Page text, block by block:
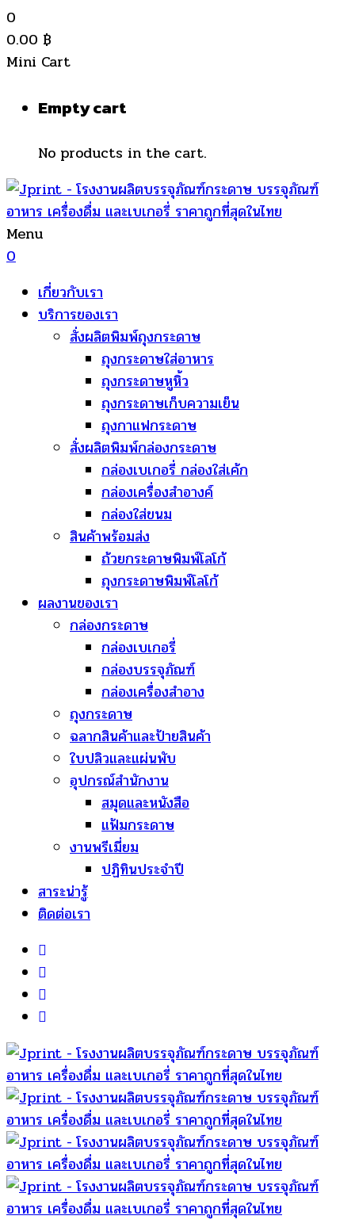
0
0.00 ฿
Mini Cart
Empty cart
No products in the cart.
Menu
0
เกี่ยวกับเรา
บริการของเรา
สั่งผลิตพิมพ์ถุงกระดาษ
ถุงกระดาษใส่อาหาร
ถุงกระดาษหูหิ้ว
ถุงกระดาษเก็บความเย็น
ถุงกาแฟกระดาษ
สั่งผลิตพิมพ์กล่องกระดาษ
กล่องเบเกอรี่ กล่องใส่เค้ก
กล่องเครื่องสำอางค์
กล่องใส่ขนม
สินค้าพร้อมส่ง
ถ้วยกระดาษพิมพ์โลโก้
ถุงกระดาษพิมพ์โลโก้
ผลงานของเรา
กล่องกระดาษ
กล่องเบเกอรี่
กล่องบรรจุภัณฑ์
กล่องเครื่องสำอาง
ถุงกระดาษ
ฉลากสินค้าและป้ายสินค้า
ใบปลิวและแผ่นพับ
อุปกรณ์สำนักงาน
สมุดและหนังสือ
แฟ้มกระดาษ
งานพรีเมี่ยม
ปฏิทินประจำปี
สาระน่ารู้
ติดต่อเรา